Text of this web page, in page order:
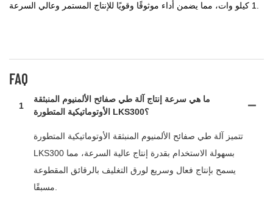
1 كيلو وات، مما يضمن أداء موثوقًا وقويًا للإنتاج المستمر وعالي السرعة.
FAQ
1
ما هي سرعة إنتاج آلة طي صفائح الألمنيوم المنبثقة
الأوتوماتيكية المتطورة LKS300؟
تتميز آلة طي صفائح الألمنيوم المنبثقة الأوتوماتيكية المتطورة
LKS300 بسهولة الاستخدام بقدرة إنتاج عالية السرعة، مما
يسمح بإنتاج فعال وسريع لورق التغليف بالرقائق المقطوعة
مسبقًا.